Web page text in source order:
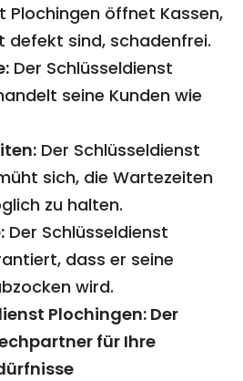
Plochingen öffnet Kassen,
defekt sind, schadenfrei.
Der Schlüsseldienst
seine Kunden wie
Der Schlüsseldienst
sich, die Wartezeiten
zu halten.
Der Schlüsseldienst
dass er seine
wird.
Plochingen: Der
für Ihre